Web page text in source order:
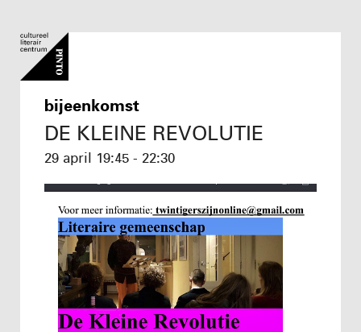
bijeenkomst
DE KLEINE REVOLUTIE
29 april 19:45 - 22:30